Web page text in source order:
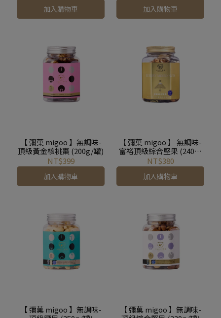
加入購物車 加入購物車
【 彌菓 migoo 】無調味-
頂級黃金核桃棗 (200g/罐)
NT$399
加入購物車
【 彌菓 migoo 】 無調味-
富裕頂級綜合堅果 (240g/
罐)
NT$380
加入購物車
【 彌菓 migoo 】無調味-
【 彌菓 migoo 】無調味-